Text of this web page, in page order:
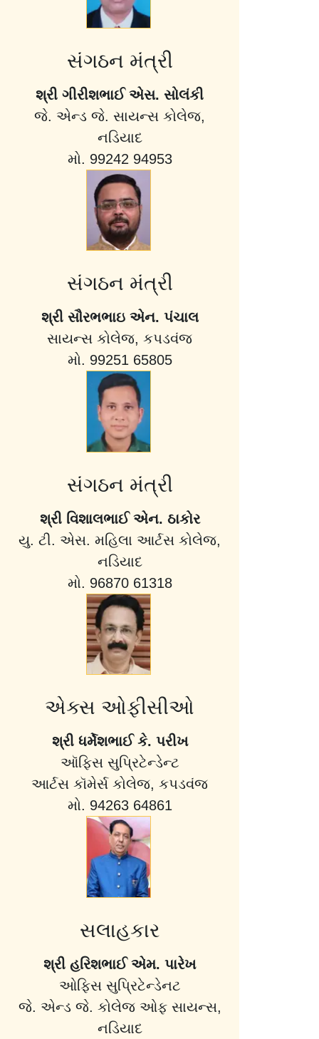
સંગઠન મંત્રી
શ્રી ગીરીશભાઈ એસ. સોલંકી
જે. એન્ડ જે. સાયન્સ કોલેજ,
નડિયાદ
મો. 99242 94953
સંગઠન મંત્રી
શ્રી સૌરભભાઇ એન. પંચાલ
સાયન્સ કોલેજ, કપડવંજ
મો. 99251 65805
સંગઠન મંત્રી
શ્રી વિશાલભાઈ એન. ઠાકોર
યુ. ટી. એસ. મહિલા આર્ટસ કોલેજ,
નડિયાદ
મો. 96870 61318
એક્સ ઓફીસીઓ
શ્રી ધર્મેશભાઈ કે. પરીખ
ઑફિસ સુપ્રિટેન્ડેન્ટ
આર્ટસ કૉમેર્સ કોલેજ, કપડવંજ
મો. 94263 64861
સલાહકાર
શ્રી હરિશભાઈ એમ. પારેખ
ઓફિસ સુપ્રિટેન્ડેનટ
જે. એન્ડ જે. કોલેજ ઓફ સાયન્સ,
નડિયાદ